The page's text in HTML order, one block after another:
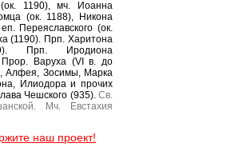
(ок. 1190), мч. Иоанна
(ок. 1188), Никона
Переяславского (ок.
(1190). Прп. Харитона
Прп. Иродиона
Прор. Варуха (VI в. до
Алфея, Зосимы, Марка
Илиодора и прочих
Чешского (935).Св.
Мч. Евстахия
наш проект!